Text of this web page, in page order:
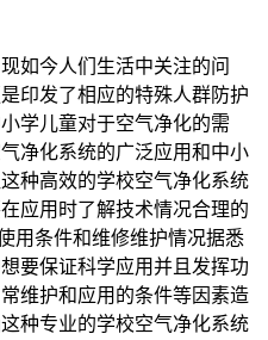
如今人们生活中关注的问
印发了相应的特殊人群防护
学儿童对于空气净化的需
净化系统的广泛应用和中小
种高效的学校空气净化系统
应用时了解技术情况合理的
用条件和维修维护情况据悉
要保证科学应用并且发挥功
维护和应用的条件等因素造
种专业的学校空气净化系统